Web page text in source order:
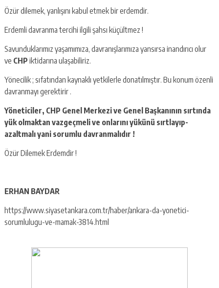
Özür dilemek, yanlışını kabul etmek bir erdemdir.
Erdemli davranma tercihi ilgili şahsı küçültmez !
Savunduklarımız yaşamımıza, davranışlarımıza yansırsa inandırıcı olur
ve CHP iktidarına ulaşabiliriz.
Yönecilik ; sıfatından kaynaklı yetkilerle donatılmıştır. Bu konum özenli
davranmayı gerektirir .
Yöneticiler, CHP Genel Merkezi ve Genel Başkanının sırtında
yük olmaktan vazgeçmeli ve onlarını yükünü sırtlayıp-
azaltmalı yani sorumlu davranmalıdır !
Özür Dilemek Erdemdir !
ERHAN BAYDAR
https://www.siyasetankara.com.tr/haber/ankara-da-yonetici-
sorumlulugu-ve-mamak-3814.html